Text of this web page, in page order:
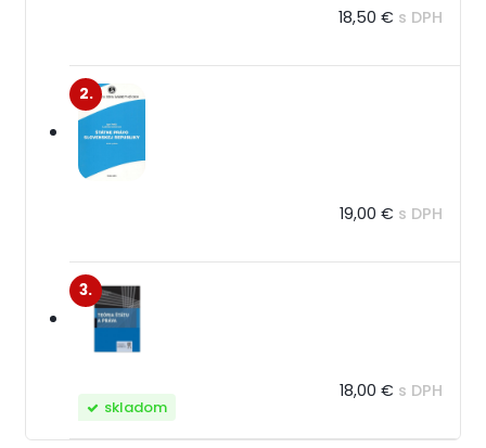
18,50 € s DPH
2.
19,00 € s DPH
3.
skladom
18,00 € s DPH